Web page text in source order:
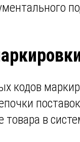
кодов
в